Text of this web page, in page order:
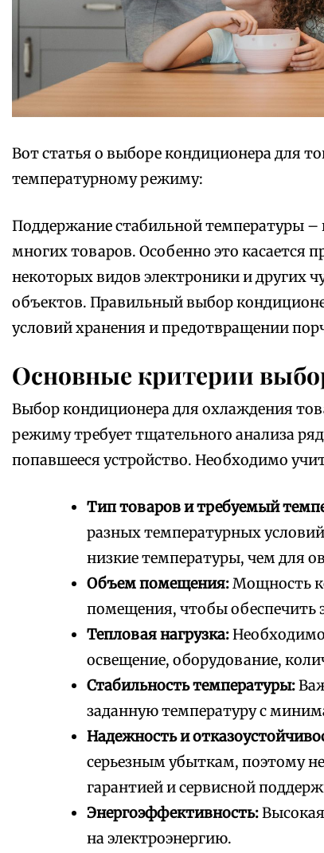
Вот статья о выборе кондиционера для
температурному режиму:
Поддержание стабильной температуры
многих товаров. Особенно это касается
некоторых видов электроники и других
объектов. Правильный выбор
условий хранения и предотвращении
Основные критерии
Выбор кондиционера для охлаждения
режиму требует тщательного анализа
попавшееся устройство. Необходимо
Тип товаров и требуемый
разных температурных
низкие температуры, чем для
Объем помещения:Мощность
помещения, чтобы обеспечить
Тепловая нагрузка:
освещение, оборудование,
Стабильность температуры:
заданную температуру с
Надежность и
серьезным убыткам, поэтому
гарантией и сервисной
Энергоэффективность:
на электроэнергию.